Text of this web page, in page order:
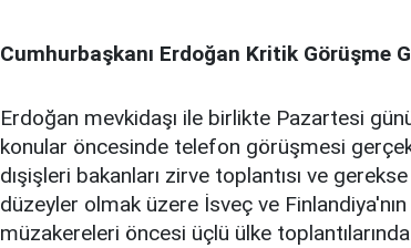
Cumhurbaşkanı Erdoğan Kritik Görüşme
Erdoğan mevkidaşı ile birlikte Pazartesi
konular öncesinde telefon görüşmesi
dışişleri bakanları zirve toplantısı ve
düzeyler olmak üzere İsveç ve Finlandiya'nın
müzakereleri öncesi üçlü ülke toplantılarında